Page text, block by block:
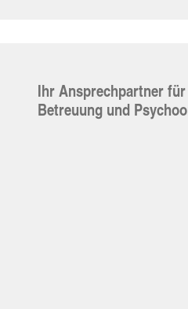
Ihr Ansprechpartner
Betreuung und